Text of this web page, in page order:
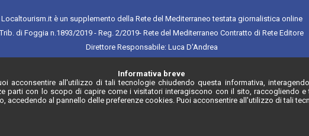
Localtourism.it è un supplemento della Rete del Mediterraneo testata giornalistica online
Trib. di Foggia n.1893/2019 - Reg. 2/2019- Rete del Mediterraneo Contratto di Rete Editore
Direttore Responsabile: Luca D'Andrea
Informativa breve
acconsentire all'utilizzo di tali tecnologie chiudendo questa informativa,
parti con lo scopo di capire come i visitatori interagiscono con il sito, raccogliendo
accedendo al pannello delle preferenze cookies. Puoi acconsentire all'utilizzo di tali